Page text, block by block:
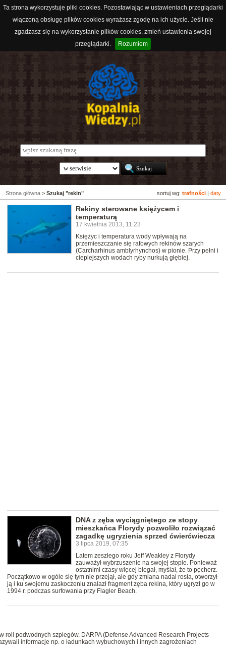
Ta strona wykorzystuje pliki cookies. Pozostawiając w ustawieniach przeglądarki
włączoną obsługę plików cookies wyrażasz zgodę na ich użycie. Jeśli nie
zgadzasz się na wykorzystanie plików cookies, zmień ustawienia swojej
przeglądarki.
Rozumiem
sortuj wg: trafności daty
Strona główna > Szukaj "rekin"
Rekiny sterowane księżycem i
temperaturą
17 kwietnia 2013, 11:23
Księżyc i temperatura wody wpływają na
przemieszczanie się rafowych rekinów szarych
(Carcharhinus amblyrhynchos) w pionie. Przy pełni i
cieplejszych wodach ryby nurkują głębiej.
DNA z zęba wyciągniętego ze stopy
mieszkańca Florydy pozwoliło rozwiązać
zagadkę ugryzienia sprzed ćwierćwiecza
3 lipca 2019, 07:35
Latem zeszłego roku Jeff Weakley z Florydy
zauważył wybrzuszenie na swojej stopie. Ponieważ
ostatnimi czasy więcej biegał, myślał, że to pęcherz.
Początkowo w ogóle się tym nie przejął, ale gdy zmiana nadal rosła, otworzył
ją i ku swojemu zaskoczeniu znalazł fragment zęba rekina, który ugryzł go w
1994 r. podczas surfowania przy Flagler Beach.
roli podwodnych szpiegów. DARPA (Defense Advanced Research Projects
informacje np. o ładunkach wybuchowych i innych zagrożeniach